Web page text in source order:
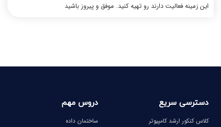
این زمینه فعالیت دارند رو تهیه کنید. موفق و پیروز باشید
دسترسی سریع
کلاس کنکور ارشد کامپیوتر
دروس مهم
ساختمان داده